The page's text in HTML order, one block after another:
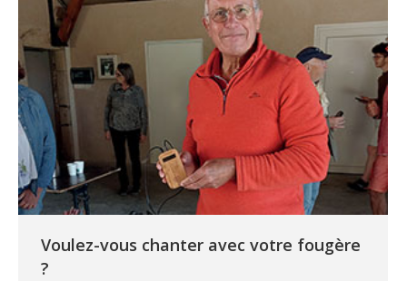
Voulez-vous chanter avec votre fougère
?